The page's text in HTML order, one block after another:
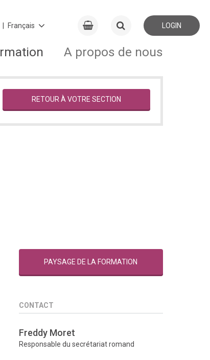
LOGIN
A propos de nous
RETOUR À VOTRE SECTION
PAYSAGE DE LA FORMATION
CONTACT
Freddy Moret
Responsable du secrétariat romand